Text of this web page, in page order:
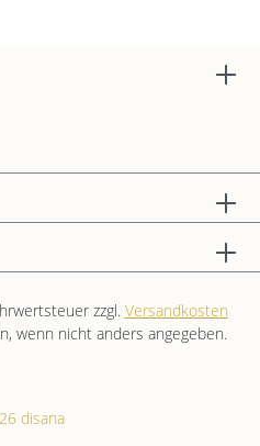
zzgl. Versandkosten
wenn nicht anders angegeben.
disana